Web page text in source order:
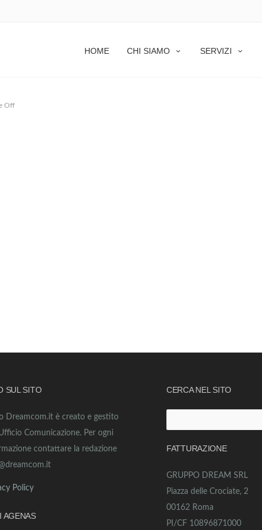
HOME CHI SIAMO SERVIZI
0001
Off
SUL SITO
Dreamcom.it è creato e gestito
Comunicazione. Per ogni
contattare la redazione
Policy
AGENAS
CERCA NEL SITO
per:
FATTURAZIONE
GRUPPO DREAM SRL
Piazza delle Crociate, 2
00162 Roma
PI/CF 10896871000